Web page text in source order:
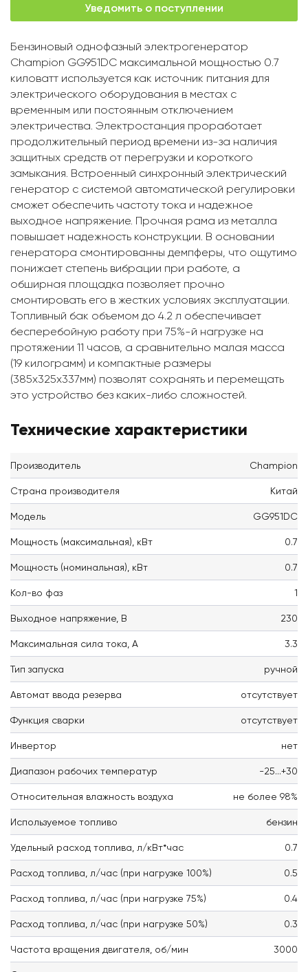
Уведомить о поступлении
Бензиновый однофазный электрогенератор
Champion GG951DC максимальной мощностью 0.7
киловатт используется как источник питания для
электрического оборудования в местах с
временным или постоянным отключением
электричества. Электростанция проработает
продолжительный период времени из-за наличия
защитных средств от перегрузки и короткого
замыкания. Встроенный синхронный электрический
генератор с системой автоматической регулировки
сможет обеспечить частоту тока и надежное
выходное напряжение. Прочная рама из металла
повышает надежность конструкции. В основании
генератора смонтированны демпферы, что ощутимо
понижает степень вибрации при работе, а
обширная площадка позволяет прочно
смонтировать его в жестких условиях эксплуатации.
Топливный бак объемом до 4.2 л обеспечивает
бесперебойную работу при 75%-й нагрузке на
протяжении 11 часов, а сравнительно малая масса
(19 килограмм) и компактные размеры
(385x325x337мм) позволят сохранять и перемещать
это устройство без каких-либо сложностей.
Технические характеристики
Производитель Champion
Страна производителя Китай
Модель GG951DC
Мощность (максимальная), кВт 0.7
Мощность (номинальная), кВт 0.7
Кол-во фаз 1
Выходное напряжение, В 230
Максимальная сила тока, А 3.3
Тип запуска ручной
Автомат ввода резерва отсутствует
Функция сварки отсутствует
Инвертор нет
Диапазон рабочих температур -25...+30
Относительная влажность воздуха не более 98%
Используемое топливо бензин
Удельный расход топлива, л/кВт*час 0.7
Расход топлива, л/час (при нагрузке 100%) 0.5
Расход топлива, л/час (при нагрузке 75%) 0.4
Расход топлива, л/час (при нагрузке 50%) 0.3
Частота вращения двигателя, об/мин 3000